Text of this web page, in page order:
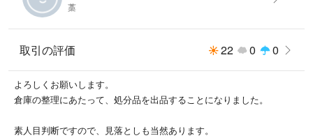
保証はできませんので、
ノークレームノーリターンでお願いします。
藁
取引の評価 22 0 0
よろしくお願いします。
倉庫の整理にあたって、処分品を出品することになりました。
素人目判断ですので、見落としも当然あります。